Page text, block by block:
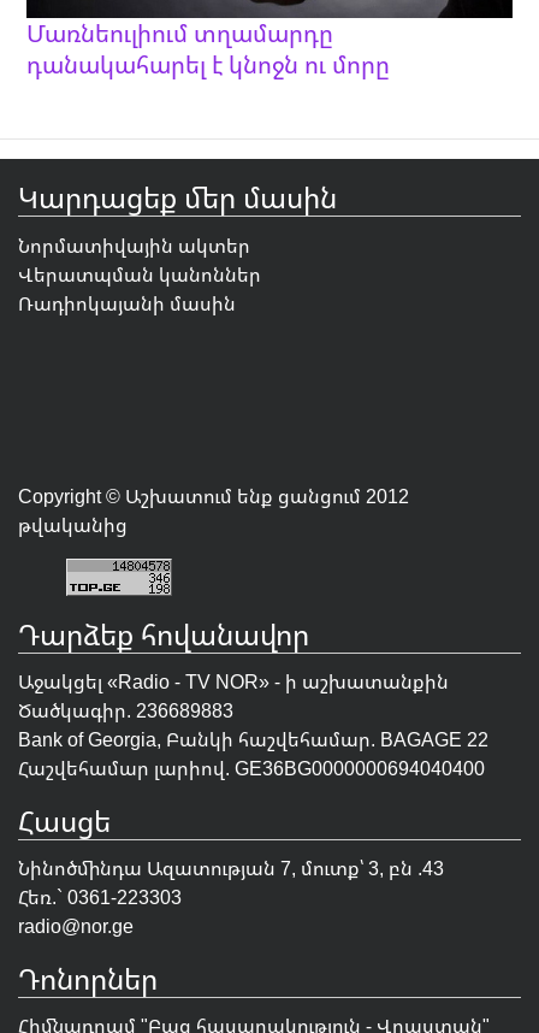
Մառնեուլիում տղամարդը
դանակահարել է կնոջն ու մորը
Կարդացեք մեր մասին
Նորմատիվային ակտեր
Վերատպման կանոններ
Ռադիոկայանի մասին
Copyright © Աշխատում ենք ցանցում 2012
թվականից
Դարձեք հովանավոր
Աջակցել «Radio - TV NOR» - ի աշխատանքին
Ծածկագիր. 236689883
Bank of Georgia, Բանկի հաշվեհամար. BAGAGE 22
Հաշվեհամար լարիով. GE36BG0000000694040400
Հասցե
Նինոծմինդա Ազատության 7, մուտք՝ 3, բն .43
Հեռ.` 0361-223303
radio@nor.ge
Դոնորներ
Հիմնադրամ "Բաց հասարակություն - Վրաստան"